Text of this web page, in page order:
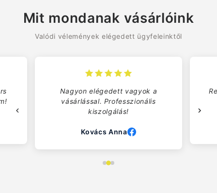
Mit mondanak vásárlóink
Valódi vélemények elégedett ügyfeleinktől
Nagyon elégedett vagyok a
vásárlással. Professzionális
kiszolgálás!
Kovács Anna